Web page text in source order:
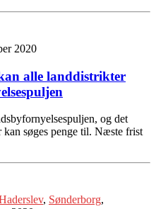
2020
alle landdistrikter
og det
søges penge til. Næste frist
, Sønderborg,